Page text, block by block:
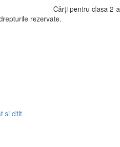
Cărți pentru clasa 2-a
rezervate.
si citit